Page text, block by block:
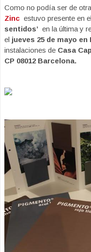
Como no podía ser de
Zinc estuvo presente en
sentidos’ en la última y
el jueves 25 de mayo en
instalaciones de Casa
CP 08012 Barcelona.